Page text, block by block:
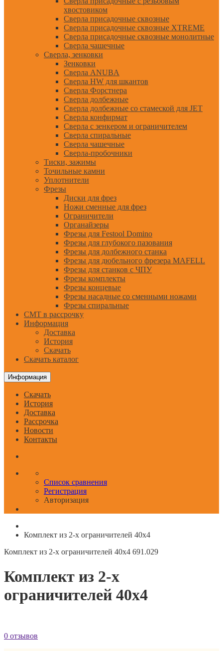
хвостовиком
Сверла присадочные сквозные
Сверла присадочные сквозные XTREME
Сверла присадочные сквозные монолитные
Сверла чашечные
Сверла, зенковки
Зенковки
Сверла ANUBA
Сверла HW для шкантов
Сверла Форстнера
Сверла долбежные
Сверла долбежные со стамеской для JET
Сверла конфирмат
Сверла с зенкером и ограничителем
Сверла спиральные
Сверла чашечные
Сверла-пробочники
Тиски, зажимы
Точильные камни
Уплотнители
Фрезы
Диски для фрез
Ножи сменные для фрез
Ограничители
Органайзеры
Фрезы для Festool Domino
Фрезы для глубокого пазования
Фрезы для долбежного станка
Фрезы для дюбельного фрезера MAFELL
Фрезы для станков с ЧПУ
Фрезы комплекты
Фрезы концевые
Фрезы насадные со сменными ножами
Фрезы спиральные
CMT в рассрочку
Информация
Доставка
История
Скачать
Скачать каталог
Информация
Скачать
История
Доставка
Рассрочка
Новости
Контакты
Список сравнения
Регистрация
Авторизация
Комплект из 2-х ограничителей 40x4
Комплект из 2-х ограничителей 40x4 691.029
Комплект из 2-х
ограничителей 40x4
0 отзывов